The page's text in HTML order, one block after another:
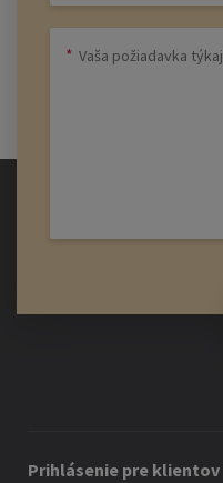
Prihlásenie pre klientov